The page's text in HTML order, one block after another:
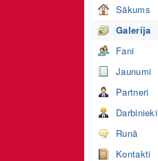
Sākums
Galerija
Fani
Jaunumi
Partneri
Darbinieki
Runā
Kontakti